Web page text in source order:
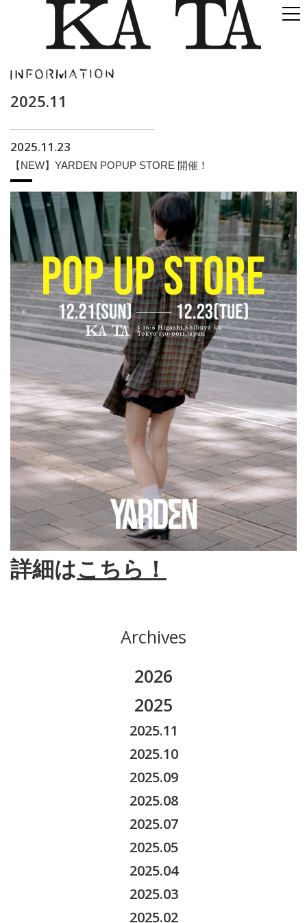
2025.11
2025.11.23
【NEW】YARDEN POPUP STORE 開催！
詳細はこちら！
Archives
2026
2026.08
2026.07
2026.06
2026.05
2026.04
2026.03
2026.02
2026.01
2025
2025.11
2025.10
2025.09
2025.08
2025.07
2025.05
2025.04
2025.03
2025.02